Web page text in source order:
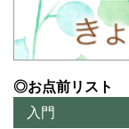
◎お点前リスト
入門